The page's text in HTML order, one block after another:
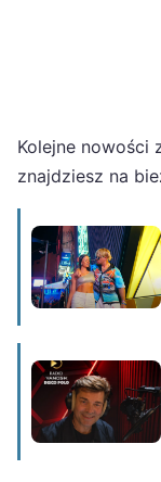
Kolejne nowości
znajdziesz na